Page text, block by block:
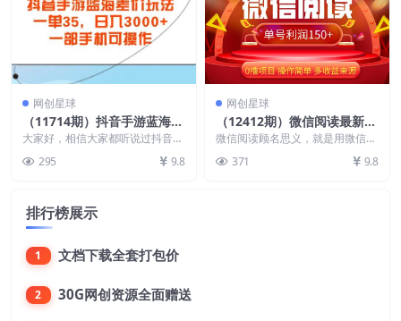
网创星球
（11714期）抖音手游蓝海差
价玩法，一单35，日入3000
大家好，相信大家都听说过抖音游
收益都低的离谱，今天...
295 9.8
网创星球
（12412期）微信阅读最新玩
法！！0撸，没有任何成本有
微信阅读顾名思义，就是用微信浏
商或者那些写文章的作...
371 9.8
排行榜展示
1 文档下载全套打包价
2 30G网创资源全面赠送